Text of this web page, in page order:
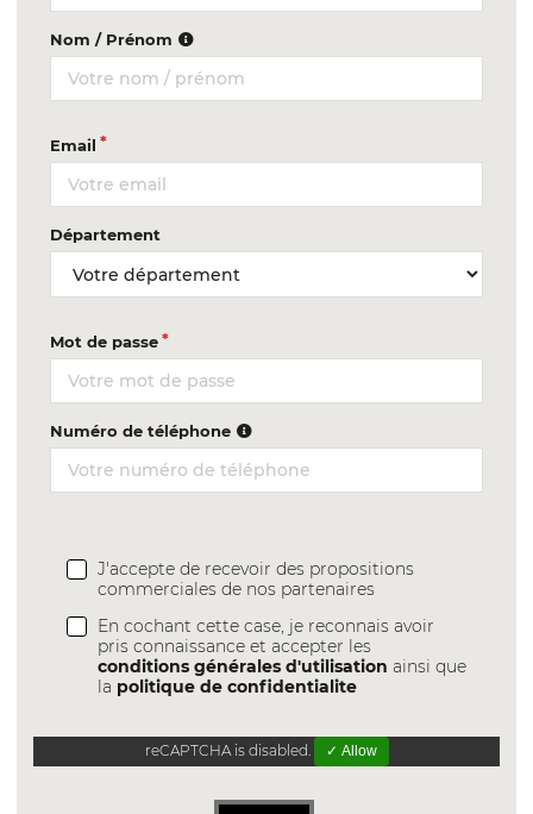
Nom / Prénom
Email
Département
Mot de passe
Numéro de téléphone
J'accepte de recevoir des propositions
commerciales de nos partenaires
En cochant cette case, je reconnais avoir
pris connaissance et accepter les
conditions générales d'utilisation ainsi que
la politique de confidentialite
reCAPTCHA is disabled. ✓ Allow